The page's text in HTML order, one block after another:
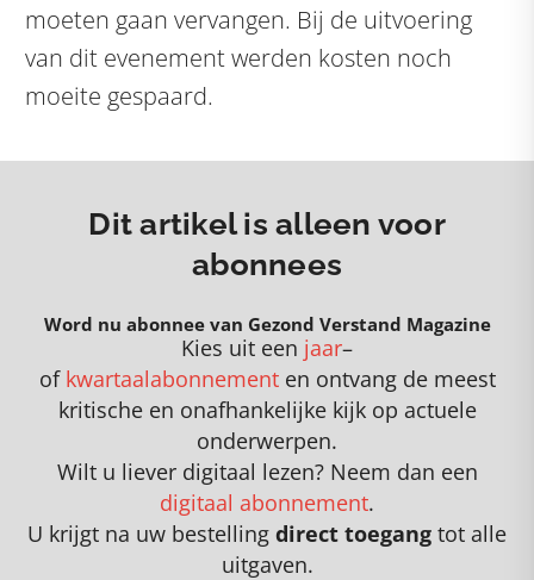
moeten gaan vervangen. Bij de uitvoering
van dit evenement werden kosten noch
moeite gespaard.
Dit artikel is alleen voor
abonnees
Word nu abonnee van Gezond Verstand Magazine
Kies uit een jaar–
of kwartaalabonnementen ontvang de meest
kritische en onafhankelijke kijk op actuele
onderwerpen.
Wilt u liever digitaal lezen? Neem dan een
digitaal abonnement.
U krijgt na uw bestelling direct toegang tot alle
uitgaven.